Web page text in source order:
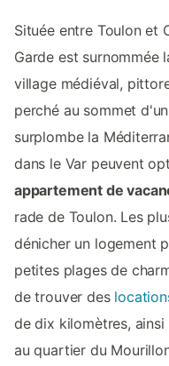
Située entre Toulon et
Garde est surnommée
village médiéval,
perché au sommet
surplombe la
dans le Var peuvent
appartement de
rade de Toulon. Les
dénicher un logement
petites plages de
de trouver des
de dix kilomètres,
au quartier du